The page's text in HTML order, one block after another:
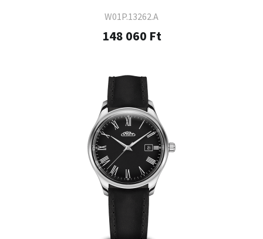
W01P.13262.A
148 060 Ft